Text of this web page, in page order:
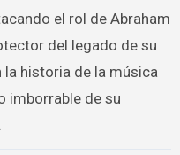
el rol de Abraham
del legado de su
la historia de la música
imborrable de su